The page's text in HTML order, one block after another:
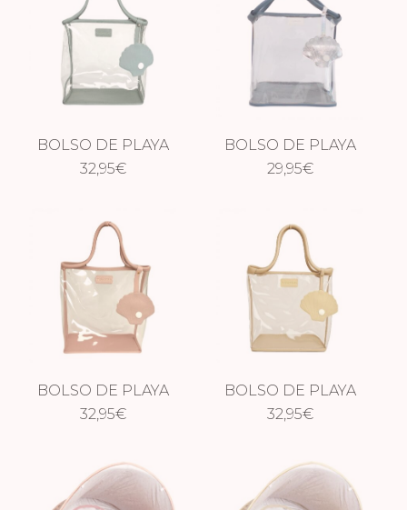
BOLSO DE PLAYA
LIGHT BLUE
32,95€
BOLSO DE PLAYA
BLUE
29,95€
BOLSO DE PLAYA
PINK
32,95€
BOLSO DE PLAYA
BEIGE
32,95€